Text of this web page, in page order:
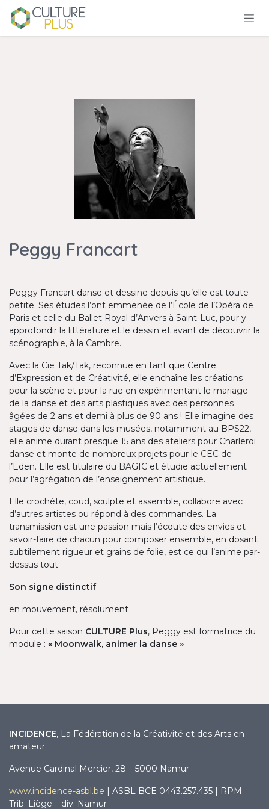
Se rendre au contenu
Peggy Francart
Peggy Francart danse et dessine depuis qu’elle est toute
petite. Ses études l’ont emmenée de l’École de l’Opéra de
Paris et celle du Ballet Royal d’Anvers à Saint-Luc, pour y
approfondir la littérature et le dessin et avant de découvrir la
scénographie, à la Cambre.
Avec la Cie Tak/Tak, reconnue en tant que Centre
d’Expression et de Créativité, elle enchaîne les créations
pour la scène et pour la rue en expérimentant le mariage
de la danse et des arts plastiques avec des personnes
âgées de 2 ans et demi à plus de 90 ans ! Elle imagine des
stages de danse dans les musées, notamment au BPS22,
elle anime durant presque 15 ans des ateliers pour Charleroi
danse et monte de nombreux projets pour le CEC de
l’Eden. Elle est titulaire du BAGIC et étudie actuellement
pour l’agrégation de l’enseignement artistique.
Elle crochète, coud, sculpte et assemble, collabore avec
d’autres artistes ou répond à des commandes. La
transmission est une passion mais l’écoute des envies et
savoir-faire de chacun pour composer ensemble, en dosant
subtilement rigueur et grains de folie, est ce qui l’anime par-
dessus tout.
Son signe distinctif
en mouvement, résolument
Pour cette saison CULTURE Plus, Peggy est formatrice du
module : « Moonwalk, animer la danse »
INCIDENCE, La Fédération de la Créativité et des Arts en
amateur
Avenue Cardinal Mercier, 28 – 5000 Namur
www.incidence-asbl.be | ASBL BCE 0443.257.435 | RPM
Trib. Liège – div. Namur